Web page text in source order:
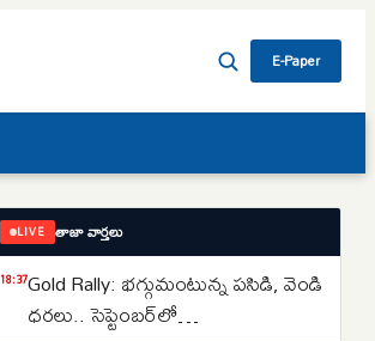
E-Paper
LIVE తాజా వార్తలు
18:37Gold Rally: భగ్గుమంటున్న పసిడి, వెండి
ధరలు.. సెప్టెంబర్‌లో